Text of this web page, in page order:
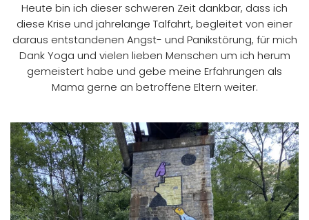
Heute bin ich dieser schweren Zeit dankbar, dass ich
diese Krise und jahrelange Talfahrt, begleitet von einer
daraus entstandenen Angst- und Panikstörung, für mich
Dank Yoga und vielen lieben Menschen um ich herum
gemeistert habe und gebe meine Erfahrungen als
Mama gerne an betroffene Eltern weiter.